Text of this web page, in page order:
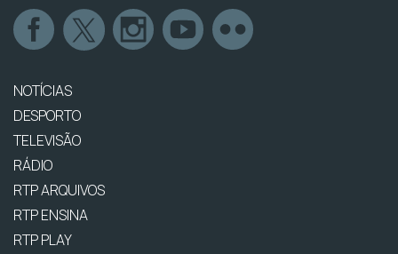
NOTÍCIAS
DESPORTO
TELEVISÃO
RÁDIO
RTP ARQUIVOS
RTP ENSINA
RTP PLAY